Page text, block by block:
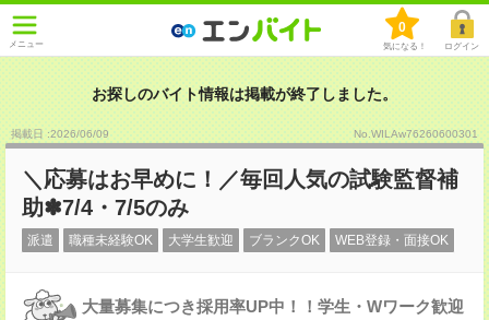
メニュー
0
気になる！ ログイン
お探しのバイト情報は掲載が終了しました。
掲載日 :2026/06/09 No.WILAw76260600301
＼応募はお早めに！／毎回人気の試験監督補
助✽7/4・7/5のみ
派遣 職種未経験OK 大学生歓迎 ブランクOK WEB登録・面接OK
大量募集につき採用率UP中！！学生・Wワーク歓迎